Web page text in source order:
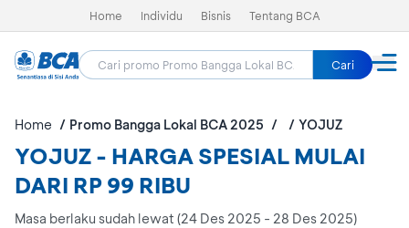
Home Individu Bisnis Tentang BCA
Cari
Home Promo Bangga Lokal BCA 2025 YOJUZ
YOJUZ - HARGA SPESIAL MULAI
DARI RP 99 RIBU
Masa berlaku sudah lewat (24 Des 2025 - 28 Des 2025)